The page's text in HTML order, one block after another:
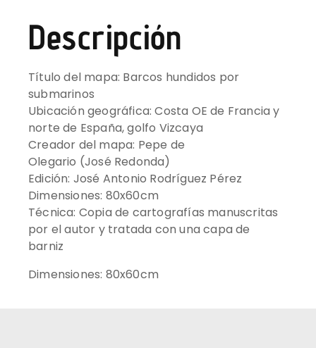
Descripción
Título del mapa: Barcos hundidos por
submarinos
Ubicación geográfica: Costa OE de Francia y
norte de España, golfo Vizcaya
Creador del mapa: Pepe de
Olegario (José Redonda)
Edición: José Antonio Rodríguez Pérez
Dimensiones: 80x60cm
Técnica: Copia de cartografías manuscritas
por el autor y tratada con una capa de
barniz
Dimensiones: 80x60cm